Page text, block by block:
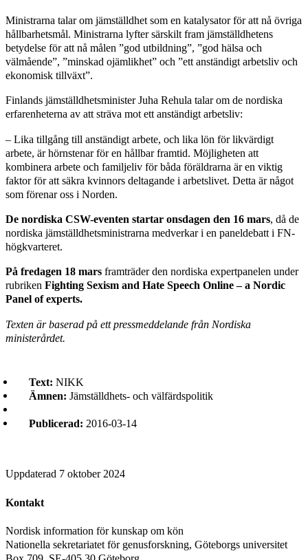
Ministrarna talar om jämställdhet som en katalysator för att nå övriga
hållbarhetsmål. Ministrarna lyfter särskilt fram jämställdhetens
betydelse för att nå målen ”god utbildning”, ”god hälsa och
välmående”, ”minskad ojämlikhet” och ”ett anständigt arbetsliv och
ekonomisk tillväxt”.
Finlands jämställdhetsminister Juha Rehula talar om de nordiska
erfarenheterna av att sträva mot ett anständigt arbetsliv:
– Lika tillgång till anständigt arbete, och lika lön för likvärdigt
arbete, är hörnstenar för en hållbar framtid. Möjligheten att
kombinera arbete och familjeliv för båda föräldrarna är en viktig
faktor för att säkra kvinnors deltagande i arbetslivet. Detta är något
som förenar oss i Norden.
De nordiska CSW-eventen startar onsdagen den 16 mars, då de
nordiska jämställdhetsministrarna medverkar i en paneldebatt i FN-
högkvarteret.
På fredagen 18 mars framträder den nordiska expertpanelen under
rubriken Fighting Sexism and Hate Speech Online – a Nordic
Panel of experts.
Texten är baserad på ett pressmeddelande från Nordiska
ministerårdet.
Text: NIKK
Ämnen: Jämställdhets- och välfärdspolitik
Publicerad: 2016-03-14
Uppdaterad 7 oktober 2024
Kontakt
Nordisk information för kunskap om kön
Nationella sekretariatet för genusforskning, Göteborgs universitet